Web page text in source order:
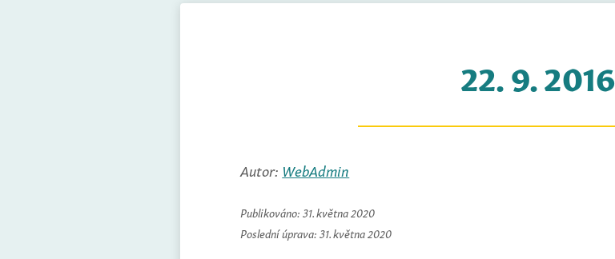
22. 9. 2016
Autor: WebAdmin
Publikováno: 31. května 2020
Poslední úprava: 31. května 2020